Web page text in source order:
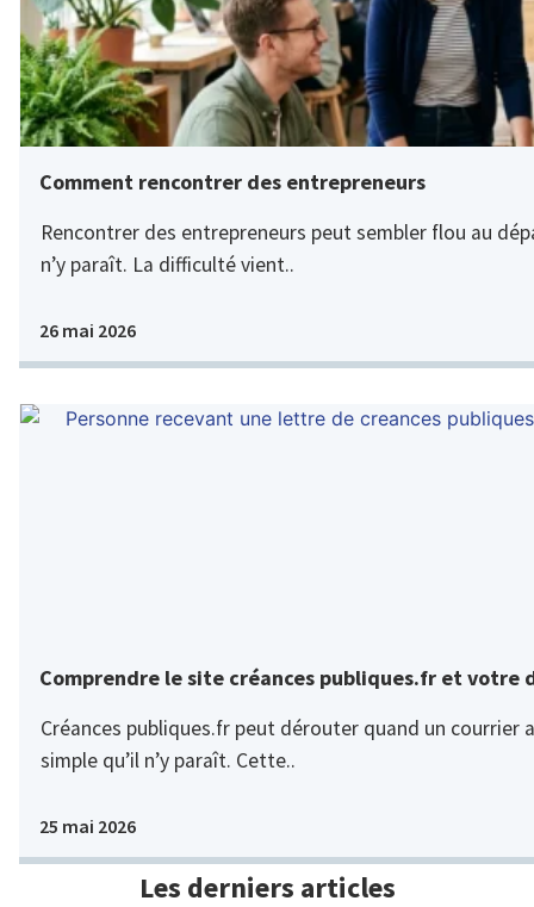
Comment rencontrer des entrepreneurs
Rencontrer des entrepreneurs peut sembler flou au
n’y paraît. La difficulté vient..
26 mai 2026
Comprendre le site créances publiques.fr et votre
Créances publiques.fr peut dérouter quand un courrier
simple qu’il n’y paraît. Cette..
25 mai 2026
Les derniers articles